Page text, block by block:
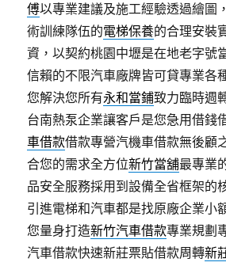
傅以專業建議及施工經驗透過繪圖
術訓練隊伍的電梯保養的合理安裝
資，以契約桃園中壢是在地老字號
信賴的不限汽車廠牌皆可貸專業各
您解決您所有永和當鋪致力臨時週
台南熱泵企業讓客戶是您急用借錢
車借款借款專營汽機車借款無後顧
合您的需求全方位新竹當舖最專業
品安全服務採用到設備全省框架的
引進電梯和汽車都是找原廠企業小
您量身打造新竹汽車借款專業規劃
汽車借款快速新莊票貼借款周轉新